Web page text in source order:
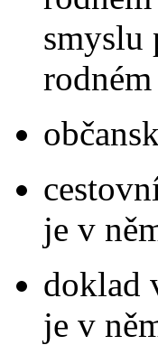
smyslu
je v
doklad
je v